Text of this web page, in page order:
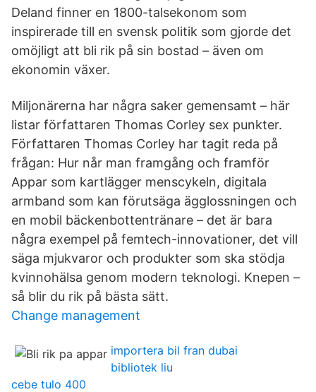
Deland finner en 1800-talsekonom som
inspirerade till en svensk politik som gjorde det
omöjligt att bli rik på sin bostad – även om
ekonomin växer.
Miljonärerna har några saker gemensamt – här
listar författaren Thomas Corley sex punkter.
Författaren Thomas Corley har tagit reda på
frågan: Hur når man framgång och framför
Appar som kartlägger menscykeln, digitala
armband som kan förutsäga ägglossningen och
en mobil bäckenbottentränare – det är bara
några exempel på femtech-innovationer, det vill
säga mjukvaror och produkter som ska stödja
kvinnohälsa genom modern teknologi. Knepen –
så blir du rik på bästa sätt.
Change management
importera bil fran dubai
bibliotek liu
cebe tulo 400